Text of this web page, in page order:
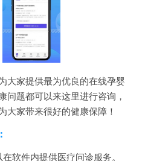
大家提供最为优良的在线孕婴
问题都可以来这里进行咨询，
大家带来很好的健康保障！
软件内提供医疗问诊服务。